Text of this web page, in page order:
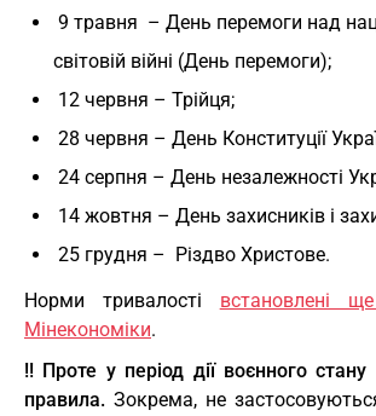
9 травня – День перемоги над
світовій війні (День перемоги);
12 червня – Трійця;
28 червня – День Конституції
24 серпня – День незалежності
14 жовтня – День захисників і
25 грудня – Різдво Христове.
Норми тривалості встановлені
Мінекономіки.
!! Проте у період дії воєнного
правила. Зокрема, не